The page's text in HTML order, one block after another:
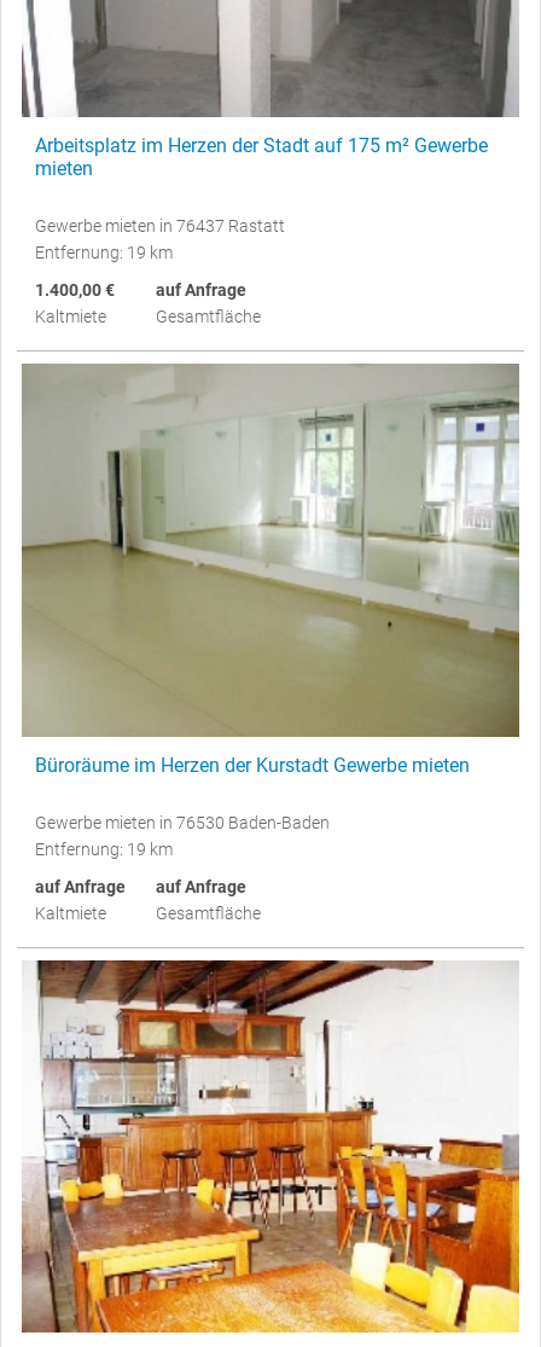
Arbeitsplatz im Herzen der Stadt auf 175 m² Gewerbe
mieten
Gewerbe mieten in 76437 Rastatt
Entfernung: 19 km
1.400,00 €
Kaltmiete
auf Anfrage
Gesamtfläche
Büroräume im Herzen der Kurstadt Gewerbe mieten
Gewerbe mieten in 76530 Baden-Baden
Entfernung: 19 km
auf Anfrage
Kaltmiete
auf Anfrage
Gesamtfläche